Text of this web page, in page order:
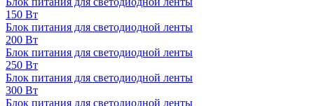
150 Вт
Блок питания для светодиодной ленты
200 Вт
Блок питания для светодиодной ленты
250 Вт
Блок питания для светодиодной ленты
300 Вт
Блок питания для светодиодной ленты